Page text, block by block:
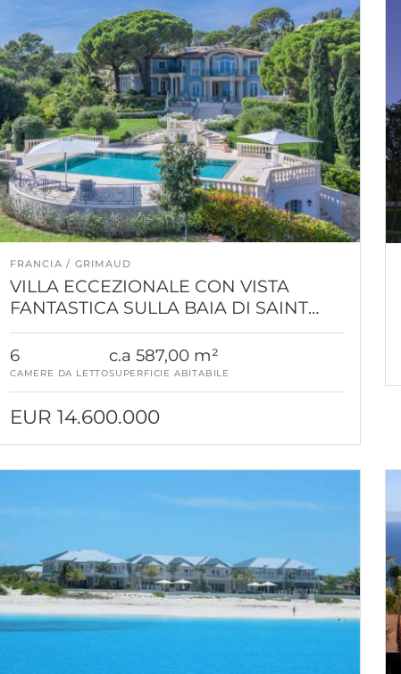
FRANCIA GRIMAUD
VILLA ECCEZIONALE CON VISTA
FANTASTICA SULLA BAIA DI SAINT
TROPEZ
6
CAMERE DA LETTO
c.a 587,00 m²
SUPERFICIE ABITABILE
EUR 14.600.000